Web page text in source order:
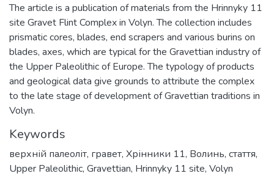
The article is a publication of materials from the Hrinnyky 11
site Gravet Flint Complex in Volyn. The collection includes
prismatic cores, blades, end scrapers and various burins on
blades, axes, which are typical for the Gravettian industry of
the Upper Paleolithic of Europe. The typology of products
and geological data give grounds to attribute the complex
to the late stage of development of Gravettian traditions in
Volyn.
Keywords
верхній палеоліт, гравет, Хрінники 11, Волинь, стаття,
Upper Paleolithic, Gravettian, Hrinnyky 11 site, Volуn